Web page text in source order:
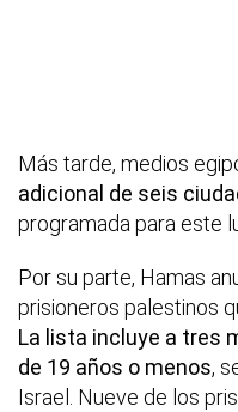
Más tarde, medios
adicional de seis
programada para este
Por su parte, Hamas
prisioneros palestinos
La lista incluye a tres
de 19 años o menos,
Israel. Nueve de los